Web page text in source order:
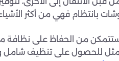
بانتظام فهي من أكثر
من الحفاظ على نظافة
للحصول على تنظيف شامل